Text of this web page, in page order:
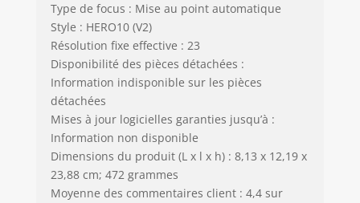
Type de focus : Mise au point automatique
Style : HERO10 (V2)
Résolution fixe effective : 23
Disponibilité des pièces détachées :
Information indisponible sur les pièces
détachées
Mises à jour logicielles garanties jusqu’à :
Information non disponible
Dimensions du produit (L x l x h) : 8,13 x 12,19 x
23,88 cm; 472 grammes
Moyenne des commentaires client : 4,4 sur